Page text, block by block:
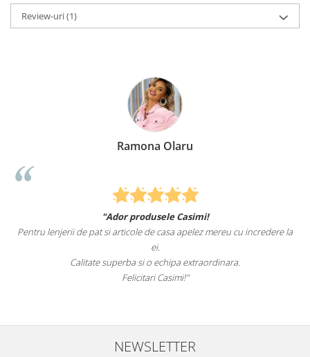
Review-uri(1)
Ramona Olaru
"Ador produsele Casimi!
de pat si articole de casa apelez mereu cu incredere la
Calitate superba si o echipa extraordinara.
Felicitari Casimi!"
sunteti cei
NEWSLETTER